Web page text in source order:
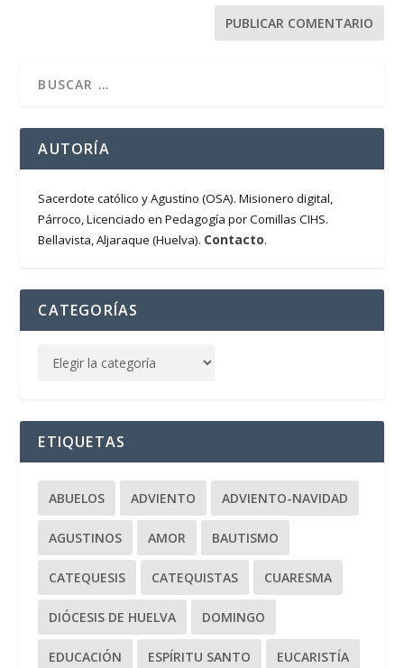
AUTORÍA
Sacerdote católico y Agustino (OSA). Misionero digital,
Párroco, Licenciado en Pedagogía por Comillas CIHS.
Bellavista, Aljaraque (Huelva). Contacto.
CATEGORÍAS
ETIQUETAS
ABUELOS ADVIENTO ADVIENTO-NAVIDAD
AGUSTINOS AMOR BAUTISMO
CATEQUESIS CATEQUISTAS CUARESMA
DIÓCESIS DE HUELVA DOMINGO
EDUCACIÓN ESPÍRITU SANTO EUCARISTÍA